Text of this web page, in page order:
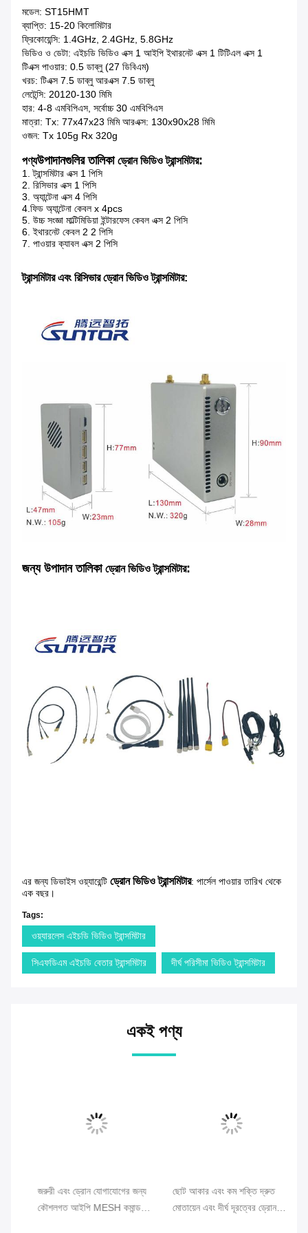
মডেল: ST15HMT
ব্যাপ্তি: 15-20 কিলোমিটার
ফ্রিকোয়েন্সি: 1.4GHz, 2.4GHz, 5.8GHz
ভিডিও ও ডেটা: এইচডি ভিডিও এক্স 1 আইপি ইথারনেট এক্স 1 টিটিএল এক্স 1
টিএক্স পাওয়ার: 0.5 ডাব্লু (27 ডিবিএম)
খরচ: টিএক্স 7.5 ডাব্লু আরএক্স 7.5 ডাব্লু
লেটেন্সি: 20120-130 মিমি
হার: 4-8 এমবিপিএস, সর্বোচ্চ 30 এমবিপিএস
মাত্রা: Tx: 77x47x23 মিমি আরএক্স: 130x90x28 মিমি
ওজন: Tx 105g Rx 320g
পণ্যউপাদানগুলির তালিকাড্রোন ভিডিও ট্রান্সমিটার:
1. ট্রান্সমিটার এক্স 1 পিসি
2. রিসিভার এক্স 1 পিসি
3. অ্যান্টেনা এক্স 4 পিসি
4.ফিড অ্যান্টেনা কেবল x 4pcs
5. উচ্চ সংজ্ঞা মাল্টিমিডিয়া ইন্টারফেস কেবল এক্স 2 পিসি
6. ইথারনেট কেবল 2 2 পিসি
7. পাওয়ার ক্যাবল এক্স 2 পিসি
ট্রান্সমিটার এবং রিসিভারড্রোন ভিডিও ট্রান্সমিটার:
জন্য উপাদান তালিকাড্রোন ভিডিও ট্রান্সমিটার:
এর জন্য ডিভাইস ওয়্যারেন্টি ড্রোন ভিডিও ট্রান্সমিটার: পার্সেল পাওয়ার তারিখ থেকে
এক বছর।
Tags:
ওয়্যারলেস এইচডি ভিডিও ট্রান্সমিটার
সিএফডিএম এইচডি বেতার ট্রান্সমিটার দীর্ঘ পরিসীমা ভিডিও ট্রান্সমিটার
একই পণ্য
জরুরী এবং ড্রোন যোগাযোগের জন্য
কৌশলগত আইপি MESH কমান্ড
ছোট আকার এবং কম শক্তি দ্রুত
মোতায়েন এবং দীর্ঘ দূরত্বের ড্রোন